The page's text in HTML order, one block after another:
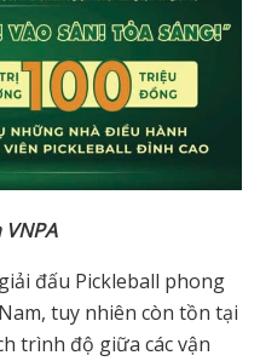
đấu Pickleball phong
tuy nhiên còn tồn tại
trình độ giữa các vận